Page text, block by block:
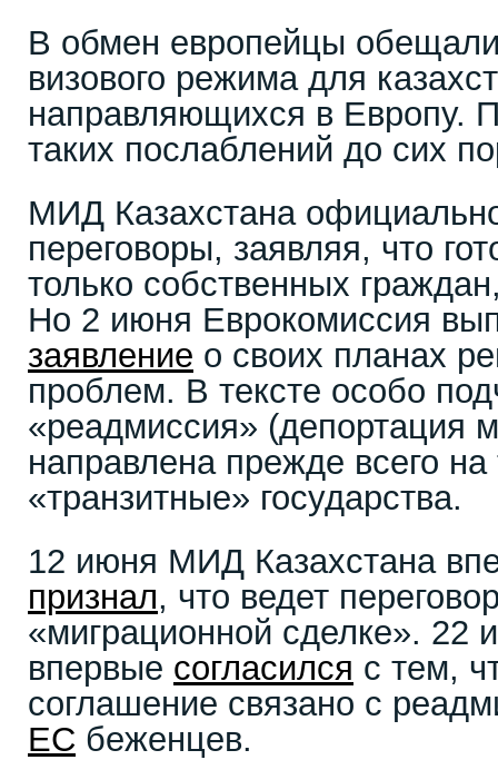
В обмен европейцы
визового режима для
направляющихся в Европу.
таких послаблений до сих
МИД Казахстана
переговоры, заявляя, что
только собственных
Но 2 июня Еврокомиссия
заявление о своих планах
проблем. В тексте особо
«реадмиссия» (депортация
направлена прежде всего на
«транзитные» государства.
12 июня МИД Казахстана
признал, что ведет
«миграционной сделке». 22
впервые согласился с тем,
соглашение связано с
ЕС беженцев.